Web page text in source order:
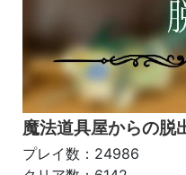
魔法道具屋からの脱
プレイ数：24986